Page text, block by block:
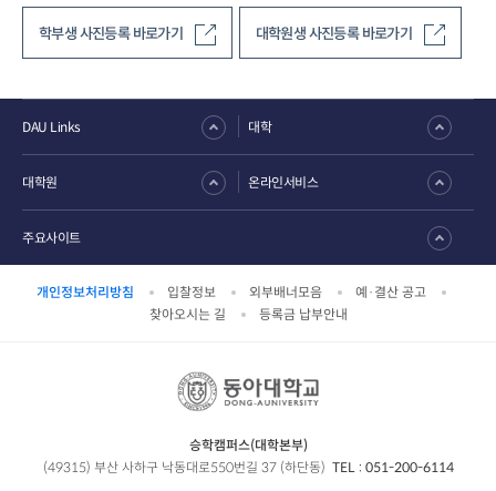
학부생 사진등록 바로가기 대학원생 사진등록 바로가기
개인정보처리방침 입찰정보 외부배너모음
예·결산 공고
찾아오시는 길
등록금 납부안내
DAU Links 대학
대학원 온라인서비스
주요사이트
승학캠퍼스(대학본부)
(49315) 부산 사하구 낙동대로550번길 37 (하단동) TEL : 051-200-6114